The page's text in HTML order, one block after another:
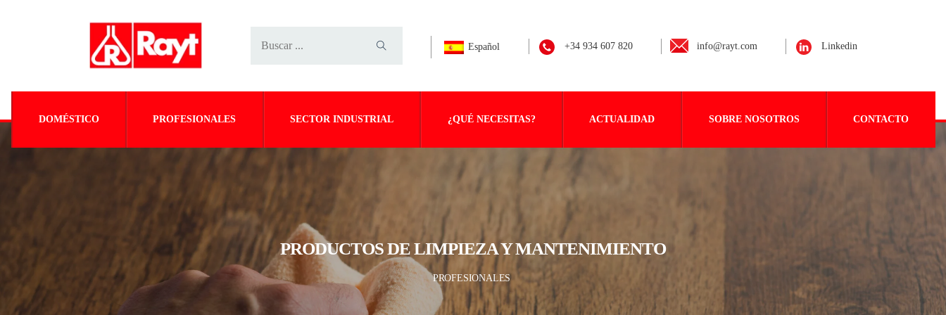
Español +34 934 607 820 info@rayt.com Linkedin
DOMÉSTICO PROFESIONALES SECTOR INDUSTRIAL ¿QUÉ NECESITAS? ACTUALIDAD SOBRE NOSOTROS CONTACTO
PRODUCTOS DE LIMPIEZA Y MANTENIMIENTO
PROFESIONALES